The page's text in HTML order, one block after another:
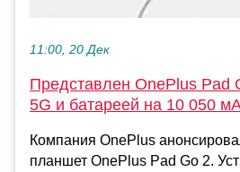
11:00, 20 Дек
Представлен OnePlus Pad
5G и батареей на 10 050
Компания OnePlus
планшет OnePlus Pad Go 2.